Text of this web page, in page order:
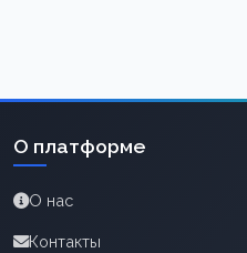
О платформе
О нас
Контакты